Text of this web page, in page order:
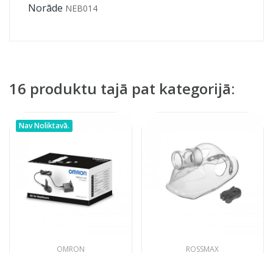
Norāde NEB014
16 produktu tajā pat kategorijā:
Nav Noliktavā.
OMRON ROSSMAX